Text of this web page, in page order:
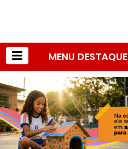
MENU DESTAQUE